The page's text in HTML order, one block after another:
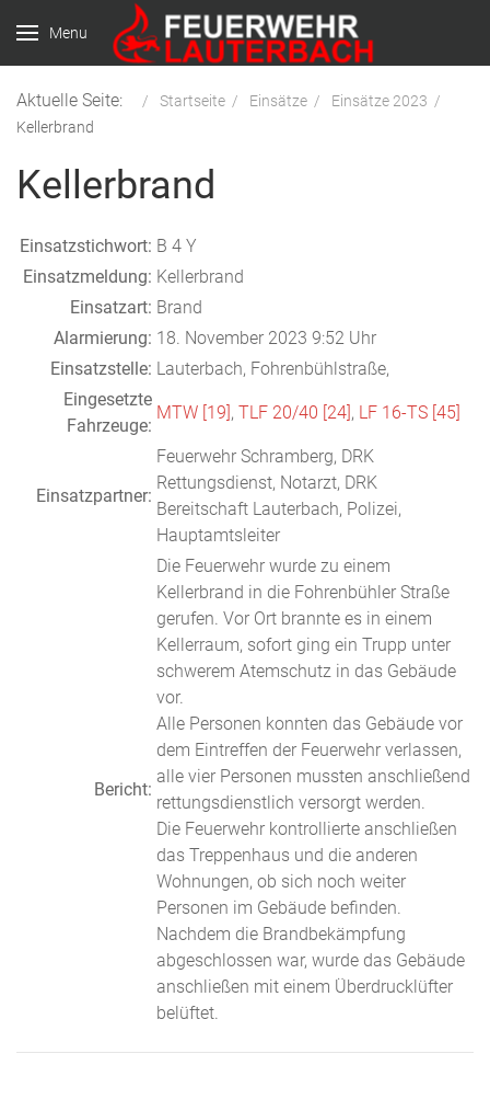
Menu
Aktuelle Seite: Startseite Einsätze
Einsätze 2023
Kellerbrand
Kellerbrand
Einsatzstichwort: B 4 Y
Einsatzmeldung: Kellerbrand
Einsatzart: Brand
Alarmierung: 18. November 2023 9:52 Uhr
Einsatzstelle: Lauterbach, Fohrenbühlstraße,
Eingesetzte
Fahrzeuge:
MTW [19], TLF 20/40 [24], LF 16-TS [45]
Einsatzpartner:
Feuerwehr Schramberg, DRK
Rettungsdienst, Notarzt, DRK
Bereitschaft Lauterbach, Polizei,
Hauptamtsleiter
Bericht:
Die Feuerwehr wurde zu einem
Kellerbrand in die Fohrenbühler Straße
gerufen. Vor Ort brannte es in einem
Kellerraum, sofort ging ein Trupp unter
schwerem Atemschutz in das Gebäude
vor.
Alle Personen konnten das Gebäude vor
dem Eintreffen der Feuerwehr verlassen,
alle vier Personen mussten anschließend
rettungsdienstlich versorgt werden.
Die Feuerwehr kontrollierte anschließen
das Treppenhaus und die anderen
Wohnungen, ob sich noch weiter
Personen im Gebäude befinden.
Nachdem die Brandbekämpfung
abgeschlossen war, wurde das Gebäude
anschließen mit einem Überdrucklüfter
belüftet.